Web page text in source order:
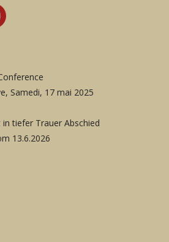
Samedi, 17 mai 2025
tiefer Trauer Abschied
13.6.2026